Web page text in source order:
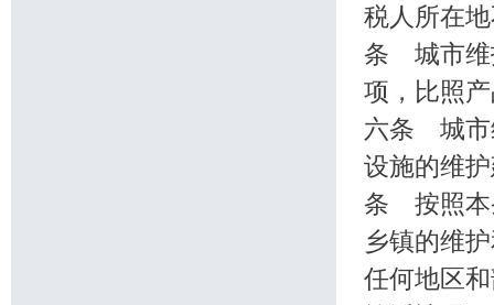
税人所在
条 城市维
项，比照
六条 城市
设施的维
条 按照本
乡镇的维
任何地区